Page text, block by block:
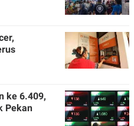
ke 6.409,
Pekan